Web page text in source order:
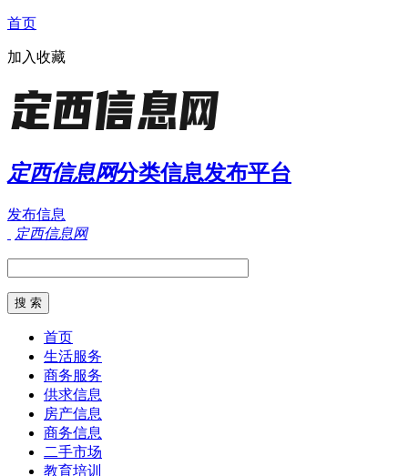
首页
加入收藏
定西信息网分类信息发布平台
发布信息
定西信息网
首页
生活服务
商务服务
供求信息
房产信息
商务信息
二手市场
教育培训